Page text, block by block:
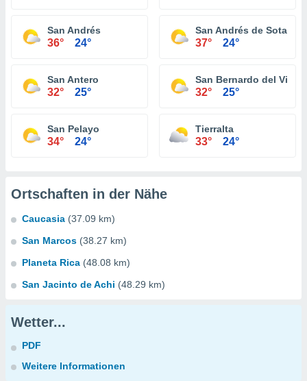
San Andrés
36° 24°
San Andrés de
37° 24°
San Antero
32° 25°
San Bernardo del
32° 25°
San Pelayo
34° 24°
Tierralta
33° 24°
Ortschaften in der Nähe
Caucasia (37.09 km)
San Marcos (38.27 km)
Planeta Rica (48.08 km)
San Jacinto de Achi (48.29 km)
Wetter...
PDF
Weitere Informationen